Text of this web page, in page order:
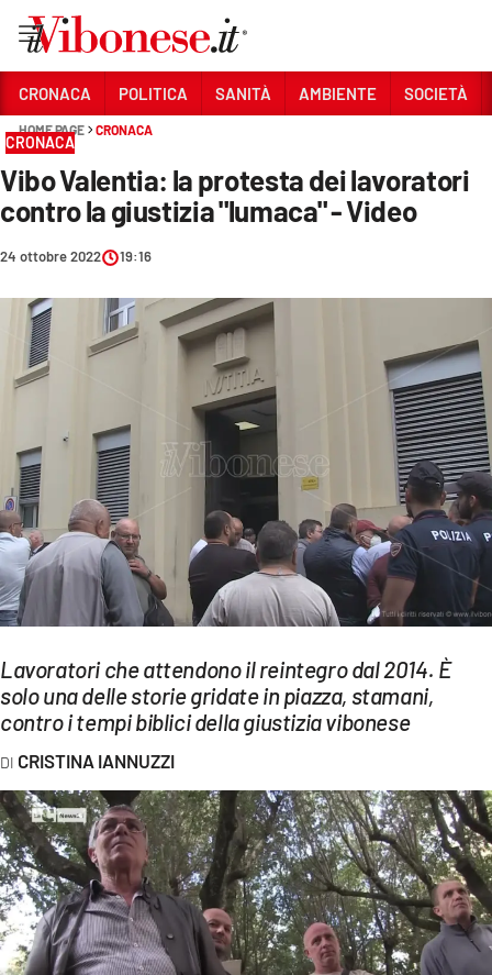
Sezioni
CRONACA
POLITICA
SANITÀ
AMBIENTE
SOCIETÀ
ECONOMIA E LAVORO
EVENTI
SPORT
Streaming
LAC NETWORK
LaC
Network
LACPLAY.IT
LACTV.IT
LACONAIR.IT
CRONACA POLITICA SANITÀ AMBIENTE SOCIETÀ
HOME PAGE CRONACA
CRONACA
Vibo Valentia: la protesta dei lavoratori
contro la giustizia "lumaca" - Video
24 ottobre 2022 19:16
Lavoratori che attendono il reintegro dal 2014. È
solo una delle storie gridate in piazza, stamani,
contro i tempi biblici della giustizia vibonese
CRISTINA IANNUZZI